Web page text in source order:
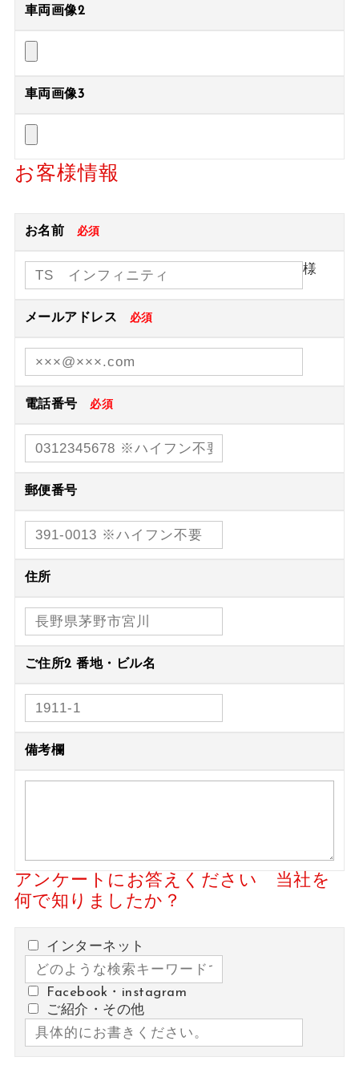
車両画像2
車両画像3
お客様情報
お名前 必須
様
メールアドレス 必須
電話番号 必須
郵便番号
住所
ご住所2 番地・ビル名
備考欄
アンケートにお答えください 当社を
何で知りましたか？
インターネット
Facebook・instagram
ご紹介・その他